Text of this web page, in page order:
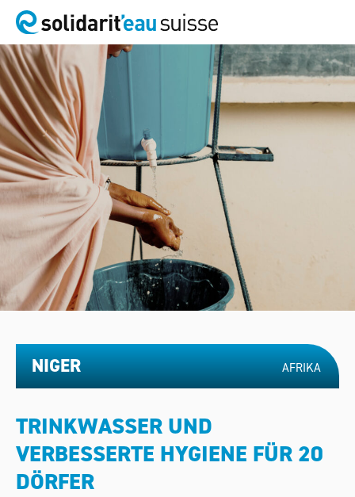
NIGER AFRIKA
TRINKWASSER UND
VERBESSERTE HYGIENE FÜR 20
DÖRFER